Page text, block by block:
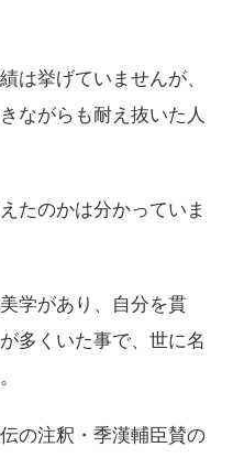
は挙げていませんが、
ながらも耐え抜いた人
たのかは分かっていま
学があり、自分を貫
多くいた事で、世に名
の注釈・季漢輔臣賛の